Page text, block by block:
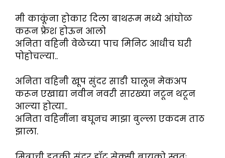
मी काकूंना होकार दिला बाथरूम मध्ये आंघोळ
करून फ्रेश होऊन आलो
अनिता वहिनी वेळेच्या पाच मिनिट आधीच घरी
पोहोचल्या..
अनिता वहिनी खूप सुंदर साडी घालून मेकअप
करून एखाद्या नवीन नवरी सारख्या नटून थटून
आल्या होत्या..
अनिता वहिनींना बघूनच माझा बुल्ला एकदम ताठ
झाला.